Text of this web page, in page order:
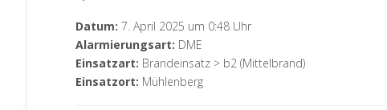
Datum: 7. April 2025 um 0:48 Uhr
Alarmierungsart: DME
Einsatzart: Brandeinsatz > b2 (Mittelbrand)
Einsatzort: Mühlenberg